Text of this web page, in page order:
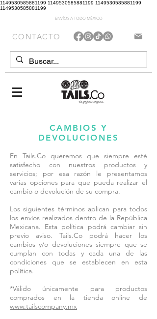
1149530585881199 1149530585881199 1149530585881199
1149530585881199
CONTACTO
ENVÍOS A TODO MÉXICO
CAMBIOS Y
DEVOLUCIONES
En Tails.Co queremos que siempre esté
satisfecho con nuestros productos y
servicios; por esa razón le presentamos
varias opciones para que pueda realizar el
cambio o devolución de su compra.
Los siguientes términos aplican para todos
los envíos realizados dentro de la República
Mexicana. Esta política podrá cambiar sin
previo aviso. Tails.Co podrá hacer los
cambios y/o devoluciones siempre que se
cumplan con todas y cada una de las
condiciones que se establecen en esta
política.
*Válido únicamente para productos
comprados en la tienda online de
www.tailscompany.mx